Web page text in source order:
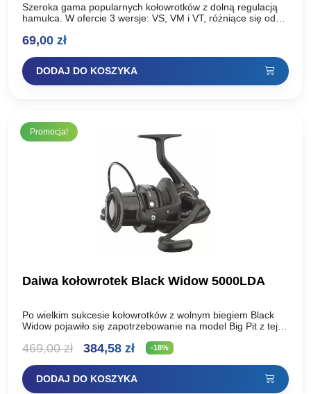
Szeroka gama popularnych kołowrotków z dolną regulacją
hamulca. W ofercie 3 wersje: VS, VM i VT, różniące się od
69,00 zł
DODAJ DO KOSZYKA
Promocja!
Daiwa kołowrotek Black Widow 5000LDA
Po wielkim sukcesie kołowrotków z wolnym biegiem Black
Widow pojawiło się zapotrzebowanie na model Big Pit z tej
469,00zł
Pierwotna
cena
wynosiła:
384,58 złAktualna
cena
wynosi:
-18%
DODAJ DO KOSZYKA